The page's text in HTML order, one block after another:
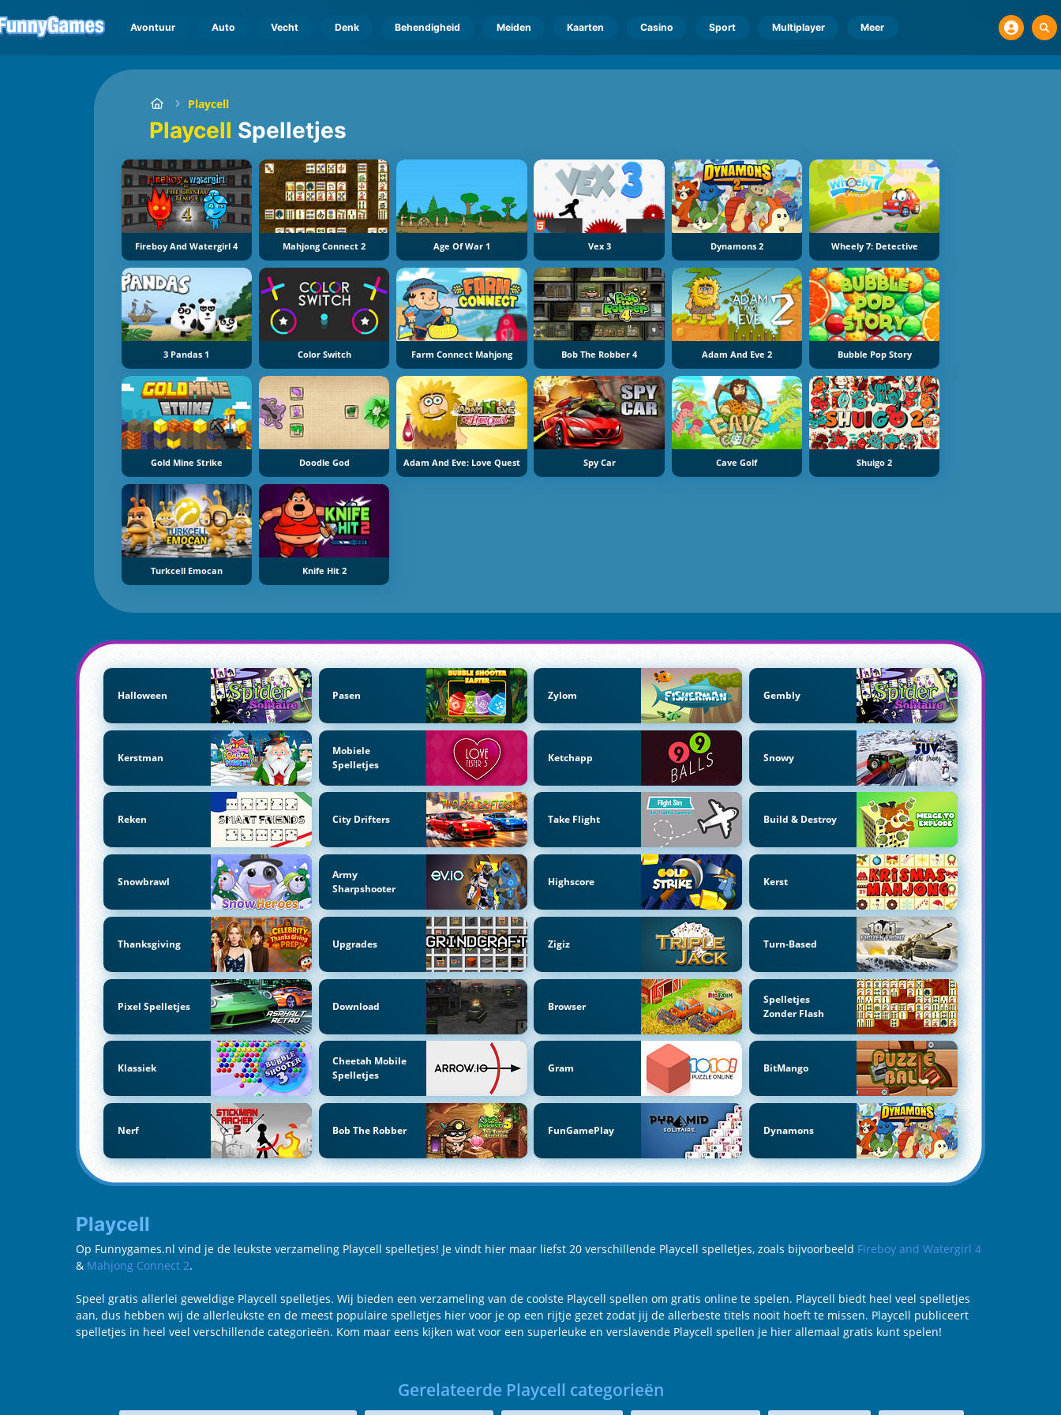
Avontuur Auto Vecht Denk Behendigheid Meiden Kaarten Casino Sport Multiplayer Meer
Playcell
Playcell Spelletjes
Fireboy And Watergirl 4 Mahjong Connect 2 Age Of War 1 Vex 3 Dynamons 2 Wheely 7: Detective
3 Pandas 1 Color Switch Farm Connect Mahjong Bob The Robber 4 Adam And Eve 2 Bubble Pop Story
Gold Mine Strike Doodle God Adam And Eve: Love Quest Spy Car Cave Golf Shuigo 2
Turkcell Emocan Knife Hit 2
Halloween Pasen Zylom Gembly
Kerstman
Mobiele
Spelletjes
Ketchapp Snowy
Reken City Drifters Take Flight Build & Destroy
Snowbrawl
Army
Sharpshooter
Highscore Kerst
Thanksgiving Upgrades Zigiz Turn-Based
Pixel Spelletjes Download Browser
Spelletjes
Zonder Flash
Klassiek
Cheetah Mobile
Spelletjes
Gram BitMango
Nerf Bob The Robber FunGamePlay Dynamons
Playcell
Op Funnygames.nl vind je de leukste verzameling Playcell spelletjes! Je vindt hier maar liefst 20 verschillende Playcell spelletjes, zoals bijvoorbeeld Fireboy and Watergirl 4
& Mahjong Connect 2.
Speel gratis allerlei geweldige Playcell spelletjes. Wij bieden een verzameling van de coolste Playcell spellen om gratis online te spelen. Playcell biedt heel veel spelletjes
aan, dus hebben wij de allerleukste en de meest populaire spelletjes hier voor je op een rijtje gezet zodat jij de allerbeste titels nooit hoeft te missen. Playcell publiceert
spelletjes in heel veel verschillende categorieën. Kom maar eens kijken wat voor een superleuke en verslavende Playcell spellen je hier allemaal gratis kunt spelen!
Gerelateerde Playcell categorieën